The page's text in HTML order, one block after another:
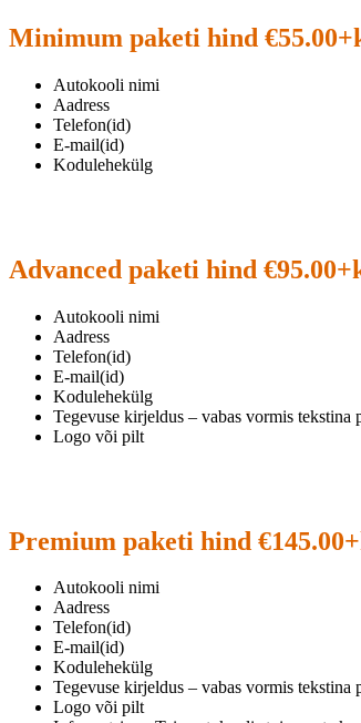
Minimum paketi hind
Autokooli nimi
Aadress
Telefon(id)
E-mail(id)
Kodulehekülg
Advanced paketi hind
Autokooli nimi
Aadress
Telefon(id)
E-mail(id)
Kodulehekülg
Tegevuse kirjeldus – vabas vormis
Logo või pilt
Premium paketi hind
Autokooli nimi
Aadress
Telefon(id)
E-mail(id)
Kodulehekülg
Tegevuse kirjeldus – vabas vormis
Logo või pilt